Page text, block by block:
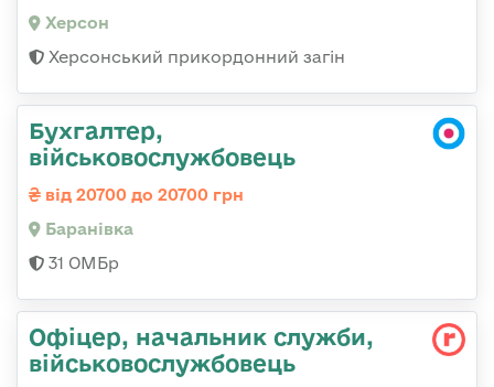
Херсон
Херсонський прикордонний загін
Бухгалтер,
військовослужбовець
від 20700 до 20700 грн
Баранівка
31 ОМБр
Офіцер, начальник служби,
військовослужбовець